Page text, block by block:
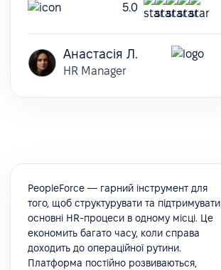
5.0
Анастасія Л.
HR Manager
PeopleForce — гарний інструмент для
того, щоб структурувати та підтримувати
основні HR-процеси в одному місці. Це
економить багато часу, коли справа
доходить до операційної рутини.
Платформа постійно розвиваються,